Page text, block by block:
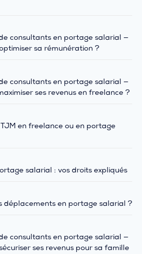
consultants en portage salarial —
sa rémunération ?
consultants en portage salarial —
ses revenus en freelance ?
en freelance ou en portage
salarial : vos droits expliqués
déplacements en portage salarial ?
consultants en portage salarial —
ses revenus pour sa famille